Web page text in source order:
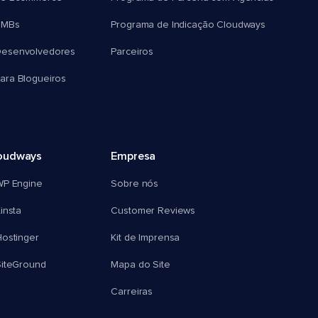
Blogueiros
Programa de Indicação Cloudways
Parceiros
Engine
Empresa
Sobre nós
Customer Reviews
Kit de Imprensa
Mapa do Site
Carreiras